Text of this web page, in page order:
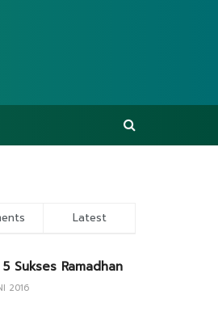
Latest
Sukses Ramadhan
2016